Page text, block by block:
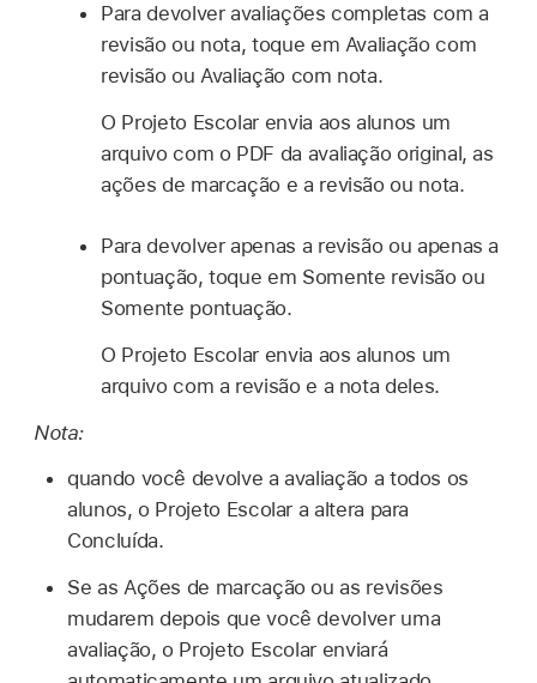
Para devolver avaliações completas com a
revisão ou nota, toque em Avaliação com
revisão ou Avaliação com nota.
O Projeto Escolar envia aos alunos um
arquivo com o PDF da avaliação original, as
ações de marcação e a revisão ou nota.
Para devolver apenas a revisão ou apenas a
pontuação, toque em Somente revisão ou
Somente pontuação.
O Projeto Escolar envia aos alunos um
arquivo com a revisão e a nota deles.
Nota:
quando você devolve a avaliação a todos os
alunos, o Projeto Escolar a altera para
Concluída.
Se as Ações de marcação ou as revisões
mudarem depois que você devolver uma
avaliação, o Projeto Escolar enviará